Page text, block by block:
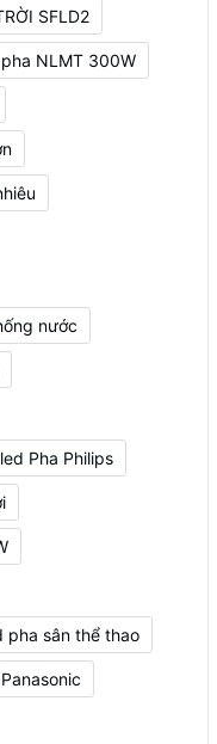
SFLD2
NLMT 300W
nước
Pha Philips
pha sân thể thao